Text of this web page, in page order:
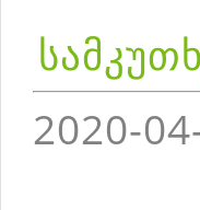
2020-